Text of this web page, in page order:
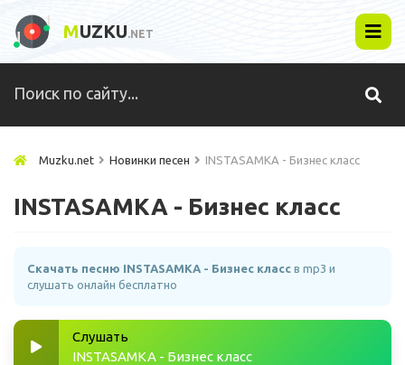
MUZKU.NET
Muzku.net Новинки песен INSTASAMKA - Бизнес класс
INSTASAMKA - Бизнес класс
Скачать песню INSTASAMKA - Бизнес класс в mp3 и
слушать онлайн бесплатно
Слушать
INSTASAMKA - Бизнес класс